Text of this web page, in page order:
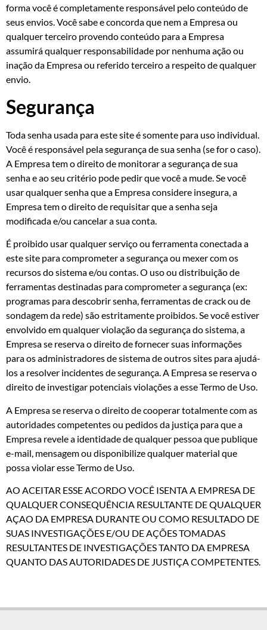
forma você é completamente responsável pelo conteúdo de
seus envios. Você sabe e concorda que nem a Empresa ou
qualquer terceiro provendo conteúdo para a Empresa
assumirá qualquer responsabilidade por nenhuma ação ou
inação da Empresa ou referido terceiro a respeito de qualquer
envio.
Segurança
Toda senha usada para este site é somente para uso individual.
Você é responsável pela segurança de sua senha (se for o caso).
A Empresa tem o direito de monitorar a segurança de sua
senha e ao seu critério pode pedir que você a mude. Se você
usar qualquer senha que a Empresa considere insegura, a
Empresa tem o direito de requisitar que a senha seja
modificada e/ou cancelar a sua conta.
É proibido usar qualquer serviço ou ferramenta conectada a
este site para comprometer a segurança ou mexer com os
recursos do sistema e/ou contas. O uso ou distribuição de
ferramentas destinadas para comprometer a segurança (ex:
programas para descobrir senha, ferramentas de crack ou de
sondagem da rede) são estritamente proibidos. Se você estiver
envolvido em qualquer violação da segurança do sistema, a
Empresa se reserva o direito de fornecer suas informações
para os administradores de sistema de outros sites para ajudá-
los a resolver incidentes de segurança. A Empresa se reserva o
direito de investigar potenciais violações a esse Termo de Uso.
A Empresa se reserva o direito de cooperar totalmente com as
autoridades competentes ou pedidos da justiça para que a
Empresa revele a identidade de qualquer pessoa que publique
e-mail, mensagem ou disponibilize qualquer material que
possa violar esse Termo de Uso.
AO ACEITAR ESSE ACORDO VOCÊ ISENTA A EMPRESA DE
QUALQUER CONSEQUÊNCIA RESULTANTE DE QUALQUER
AÇAO DA EMPRESA DURANTE OU COMO RESULTADO DE
SUAS INVESTIGAÇÕES E/OU DE AÇÕES TOMADAS
RESULTANTES DE INVESTIGAÇÕES TANTO DA EMPRESA
QUANTO DAS AUTORIDADES DE JUSTIÇA COMPETENTES.